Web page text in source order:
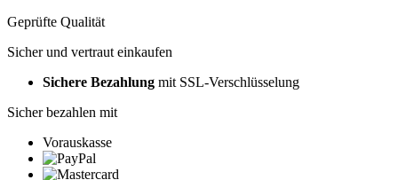
Geprüfte Qualität
Sicher und vertraut einkaufen
Sichere Bezahlung mit SSL-Verschlüsselung
Sicher bezahlen mit
Vorauskasse